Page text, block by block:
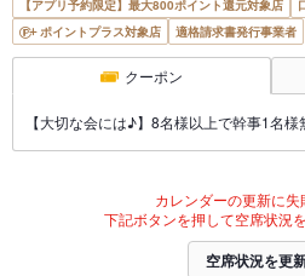
【アプリ予約限定】最大800ポイント還元対象店
ポイントプラス対象店
適格請求書発行事業者
クーポン
【大切な会には♪】8名様以上で幹事1名様
カレンダーの更新に失
下記ボタンを押して空席状況
空席状況を更